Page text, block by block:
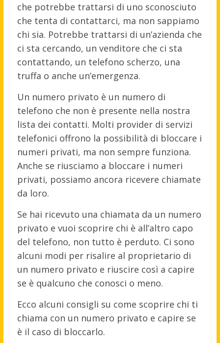
che potrebbe trattarsi di uno sconosciuto
che tenta di contattarci, ma non sappiamo
chi sia. Potrebbe trattarsi di un’azienda che
ci sta cercando, un venditore che ci sta
contattando, un telefono scherzo, una
truffa o anche un’emergenza.
Un numero privato è un numero di
telefono che non è presente nella nostra
lista dei contatti. Molti provider di servizi
telefonici offrono la possibilità di bloccare i
numeri privati, ma non sempre funziona.
Anche se riusciamo a bloccare i numeri
privati, possiamo ancora ricevere chiamate
da loro.
Se hai ricevuto una chiamata da un numero
privato e vuoi scoprire chi è all’altro capo
del telefono, non tutto è perduto. Ci sono
alcuni modi per risalire al proprietario di
un numero privato e riuscire così a capire
se è qualcuno che conosci o meno.
Ecco alcuni consigli su come scoprire chi ti
chiama con un numero privato e capire se
è il caso di bloccarlo.